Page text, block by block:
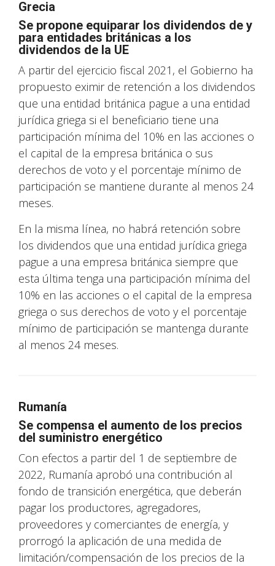
Grecia
Se propone equiparar los dividendos de y
para entidades británicas a los
dividendos de la UE
A partir del ejercicio fiscal 2021, el Gobierno ha
propuesto eximir de retención a los dividendos
que una entidad británica pague a una entidad
jurídica griega si el beneficiario tiene una
participación mínima del 10% en las acciones o
el capital de la empresa británica o sus
derechos de voto y el porcentaje mínimo de
participación se mantiene durante al menos 24
meses.
En la misma línea, no habrá retención sobre
los dividendos que una entidad jurídica griega
pague a una empresa británica siempre que
esta última tenga una participación mínima del
10% en las acciones o el capital de la empresa
griega o sus derechos de voto y el porcentaje
mínimo de participación se mantenga durante
al menos 24 meses.
Rumanía
Se compensa el aumento de los precios
del suministro energético
Con efectos a partir del 1 de septiembre de
2022, Rumanía aprobó una contribución al
fondo de transición energética, que deberán
pagar los productores, agregadores,
proveedores y comerciantes de energía, y
prorrogó la aplicación de una medida de
limitación/compensación de los precios de la